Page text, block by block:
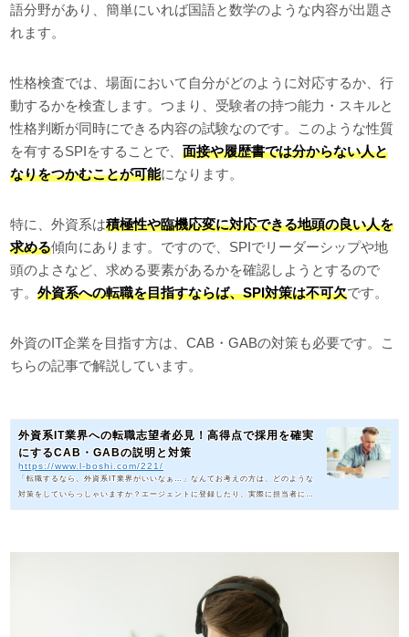
語分野があり、簡単にいれば国語と数学のような内容が出題さ
れます。
性格検査では、場面において自分がどのように対応するか、行
動するかを検査します。つまり、受験者の持つ能力・スキルと
性格判断が同時にできる内容の試験なのです。このような性質
を有するSPIをすることで、面接や履歴書では分からない人と
なりをつかむことが可能になります。
特に、外資系は積極性や臨機応変に対応できる地頭の良い人を
求める傾向にあります。ですので、SPIでリーダーシップや地
頭のよさなど、求める要素があるかを確認しようとするので
す。外資系への転職を目指すならば、SPI対策は不可欠です。
外資のIT企業を目指す方は、CAB・GABの対策も必要です。こ
ちらの記事で解説しています。
外資系IT業界への転職志望者必見！高得点で採用を確実
にするCAB・GABの説明と対策
https://www.l-boshi.com/221/
「転職するなら、外資系IT業界がいいなぁ…」なんてお考えの方は、どのような
対策をしていらっしゃいますか？エージェントに登録したり、実際に担当者に会
ったり、そんな進め方をしている方もいらっしゃると思いますが、試験対策はい